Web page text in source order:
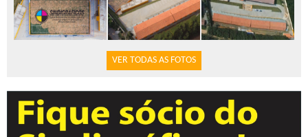
VER TODAS AS FOTOS